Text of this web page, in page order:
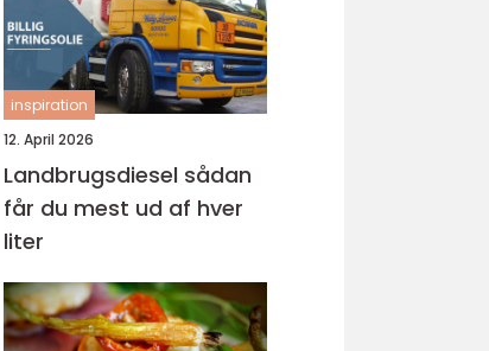
inspiration
12. April 2026
Landbrugsdiesel sådan
får du mest ud af hver
liter